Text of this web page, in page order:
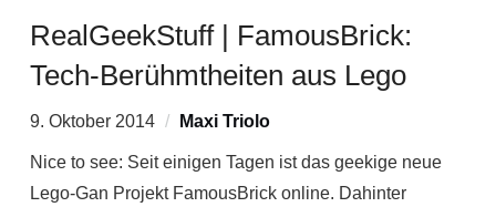
RealGeekStuff | FamousBrick:
Tech-Berühmtheiten aus Lego
9. Oktober 2014 Maxi Triolo
Nice to see: Seit einigen Tagen ist das geekige neue
Lego-Gan Projekt FamousBrick online. Dahinter